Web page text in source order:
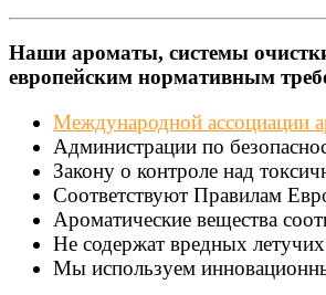
Наши ароматы, системы
европейским нормативным
Международной ассоциации
Администрации по
Закону о контроле над
Соответствуют Правилам
Ароматические вещества
Не содержат вредных
Мы используем